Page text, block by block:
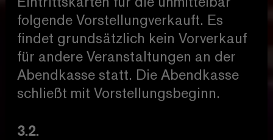
Eintrittskarten für die unmittelbar
folgende Vorstellungverkauft. Es
findet grundsätzlich kein Vorverkauf
für andere Veranstaltungen an der
Abendkasse statt. Die Abendkasse
schließt mit Vorstellungsbeginn.
3.2.